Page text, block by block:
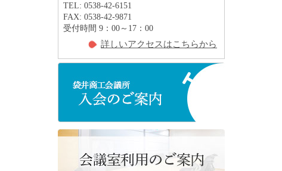
TEL: 0538-42-6151
FAX: 0538-42-9871
受付時間 9：00～17：00
詳しいアクセスはこちらから